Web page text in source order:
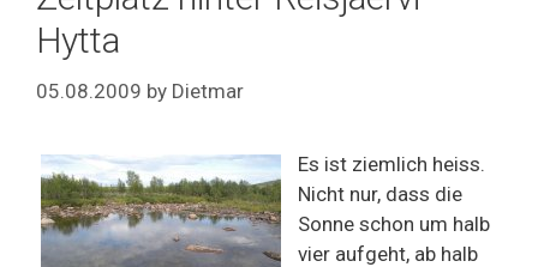
Hytta
05.08.2009 by Dietmar
Es ist ziemlich heiss.
Nicht nur, dass die
Sonne schon um halb
vier aufgeht, ab halb